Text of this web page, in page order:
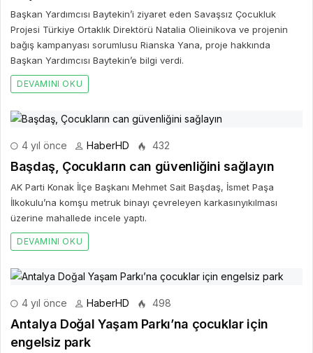
4 yıl önce HaberHD 432
Başdaş, Çocukların can güvenliğini sağlayın
AK Parti Konak İlçe Başkanı Mehmet Sait Başdaş, İsmet Paşa
İlkokulu’na komşu metruk binayı çevreleyen karkasınyıkılması
üzerine mahallede incele yaptı.
DEVAMINI OKU
4 yıl önce HaberHD 498
Antalya Doğal Yaşam Parkı’na çocuklar için
engelsiz park
127 türde 1400 hayvana ev sahipliği yapan Antalya Büyükşehir
Belediyesi Doğal Yaşam Parkı, ziyaretçi akınına uğruyor.
DEVAMINI OKU
Bir Cevap Yaz